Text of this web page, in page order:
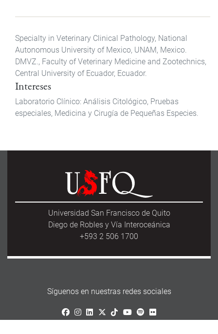
Specialty in Veterinary Clinical Pathology, National
Autonomous University of Mexico, UNAM, Mexico.
DMVZ., Faculty of Veterinary Medicine and Zootechnics,
Central University of Ecuador, Ecuador.
Intereses
Laboratorio Clínico: Análisis Citológico, Pruebas
especiales, Medicina y Cirugía de Pequeñas Especies.
Universidad San Francisco de Quito
Diego de Robles y Vía Interoceánica
+593 2 506 1700
Síguenos en nuestras redes sociales